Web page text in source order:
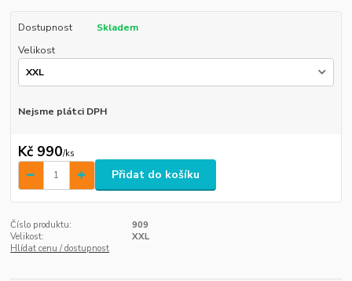
Dostupnost
Skladem
Velikost
Nejsme plátci DPH
Kč 990/ks
Přidat do košíku
Číslo produktu:
909
Velikost:
XXL
Hlídat cenu / dostupnost